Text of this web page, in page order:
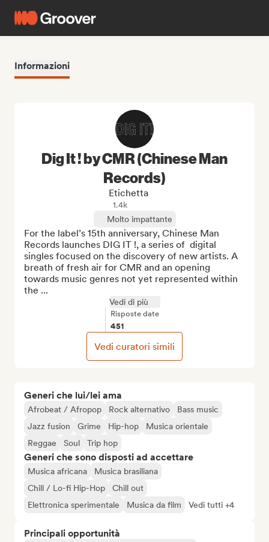
Informazioni
Generi che lui/lei ama
Afrobeat / Afropop Rock alternativo
Bass music
Jazz fusion
Grime Hip-hop
Musica orientale
Reggae
Soul Trip hop
Generi che sono disposti ad accettare
Musica africana
Musica brasiliana
Chill / Lo-fi Hip-Hop
Chill out
Elettronica sperimentale
Musica da film Vedi tutti +4
Principali opportunità
Dig It ! by CMR (Chinese Man
Records)
Etichetta
1.4k
Molto impattante
For the label’s 15th anniversary, Chinese Man
Records launches DIG IT !, a series of  digital
singles focused on the discovery of new artists. A
breath of fresh air for CMR and an opening
towards music genres not yet represented within
the ...
Vedi di più
Risposte date
451
Vedi curatori simili